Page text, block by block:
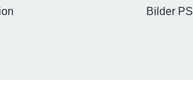
Bilder